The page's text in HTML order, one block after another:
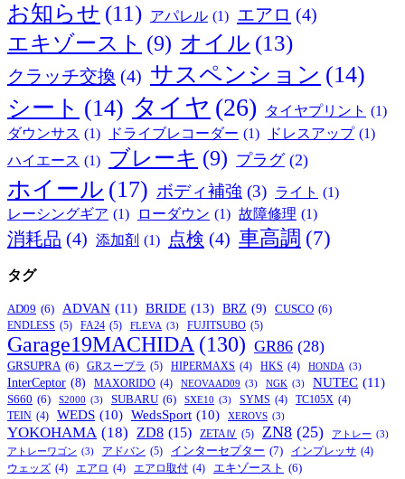
お知らせ (11) アパレル (1) エアロ (4)
エキゾースト (9) オイル (13)
クラッチ交換 (4) サスペンション (14)
シート (14) タイヤ (26) タイヤプリント (1)
ダウンサス (1) ドライブレコーダー (1) ドレスアップ (1)
ハイエース (1) ブレーキ (9) プラグ (2)
ホイール (17) ボディ補強 (3) ライト (1)
レーシングギア (1) ローダウン (1) 故障修理 (1)
消耗品 (4) 添加剤 (1) 点検 (4) 車高調 (7)
タグ
AD09 (6) ADVAN (11) BRIDE (13) BRZ (9) CUSCO (6)
ENDLESS (5) FA24 (5) FLEVA (3) FUJITSUBO (5)
Garage19MACHIDA (130) GR86 (28)
GRSUPRA (6) GRスープラ (5) HIPERMAXS (4) HKS (4) HONDA (3)
InterCeptor (8) MAXORIDO (4) NEOVAAD09 (3) NGK (3) NUTEC (11)
S660 (6) S2000 (3) SUBARU (6) SXE10 (3) SYMS (4) TC105X (4)
TEIN (4) WEDS (10) WedsSport (10) XEROVS (3)
YOKOHAMA (18) ZD8 (15) ZETAⅣ (5) ZN8 (25) アトレー (3)
アトレーワゴン (3) アドバン (5) インターセプター (7) インプレッサ (4)
ウェッズ (4) エアロ (4) エアロ取付 (4) エキゾースト (6)